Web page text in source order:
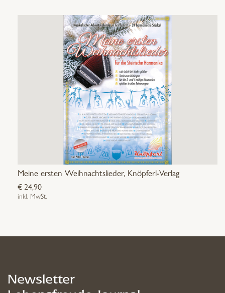
Meine ersten Weihnachtslieder, Knöpferl-Verlag
€24,90
inkl. MwSt.
Newsletter